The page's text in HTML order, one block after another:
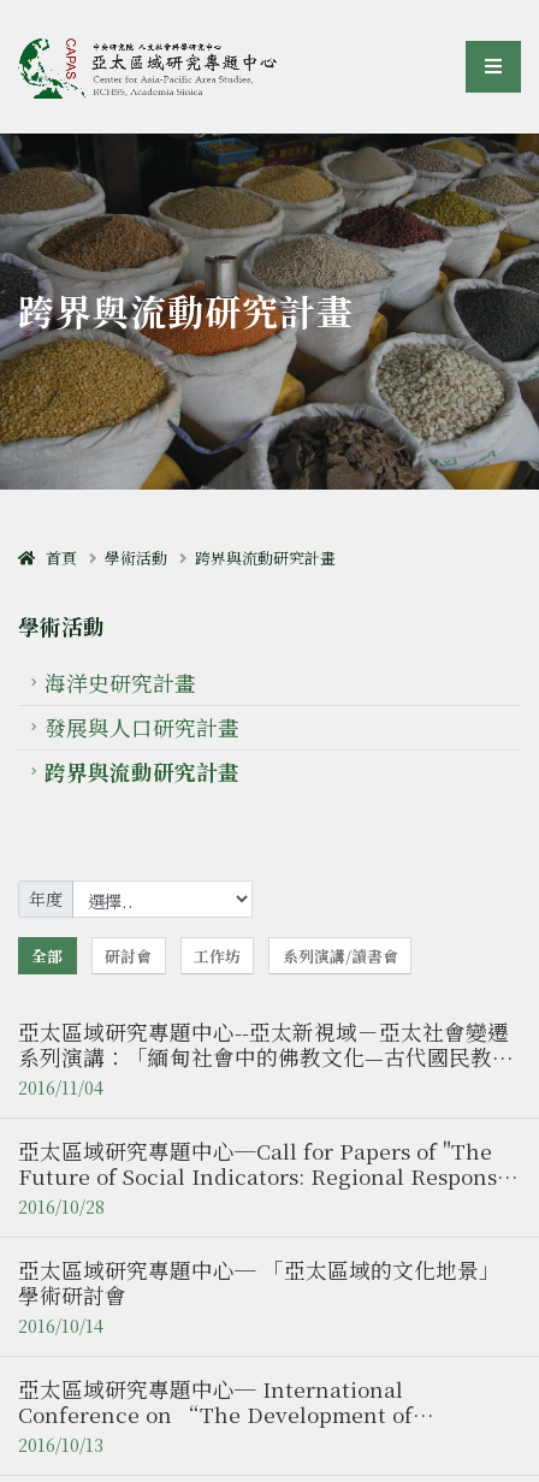
亞太區域研究專題中心選
:::
跨界與流動研究計畫
首頁 學術活動 跨界與流動研究計畫
學術活動
海洋史研究計畫
發展與人口研究計畫
跨界與流動研究計畫
年度
全部 研討會 工作坊 系列演講/讀書會
亞太區域研究專題中心--亞太新視域－亞太社會變遷
系列演講：「緬甸社會中的佛教文化—古代國民教育
的餘韻」／ 釋祖道師父（成功大學歷史系博士生）
2016/11/04
亞太區域研究專題中心─Call for Papers of "The
Future of Social Indicators: Regional Responses
to Global Challenges"
2016/10/28
亞太區域研究專題中心─ 「亞太區域的文化地景」
學術研討會
2016/10/14
亞太區域研究專題中心─ International
Conference on “The Development of
Southeast Asia: Prospects and Challenges of
AEC”
2016/10/13